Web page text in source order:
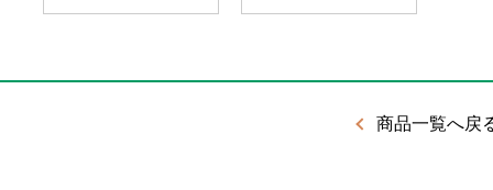
商品一覧へ戻